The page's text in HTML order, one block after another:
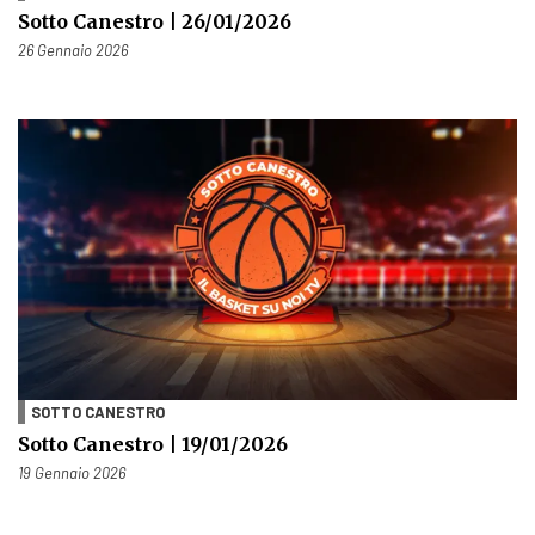
Sotto Canestro | 26/01/2026
Pubblicato il
26 Gennaio 2026
SOTTO CANESTRO
Sotto Canestro | 19/01/2026
Pubblicato il
19 Gennaio 2026